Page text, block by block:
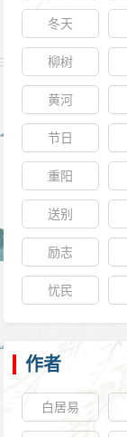
冬天
柳树
黄河
节日
重阳
送别
励志
忧民
作者
白居易